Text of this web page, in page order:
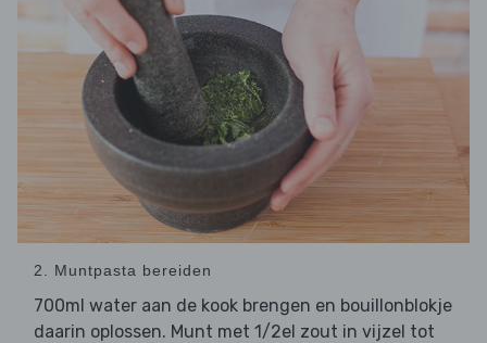
2. Muntpasta bereiden
700ml water aan de kook brengen en bouillonblokje
daarin oplossen. Munt met 1/2el zout in vijzel tot